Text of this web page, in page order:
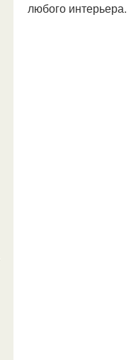
любого интерьера.